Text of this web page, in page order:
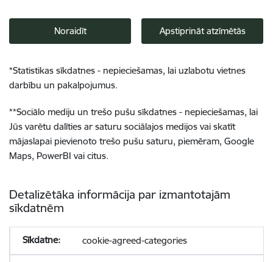
Noraidīt Apstiprināt atzīmētās
*Statistikas sīkdatnes - nepieciešamas, lai uzlabotu vietnes
darbību un pakalpojumus.
**Sociālo mediju un trešo pušu sīkdatnes - nepieciešamas, lai
Jūs varētu dalīties ar saturu sociālajos medijos vai skatīt
mājaslapai pievienoto trešo pušu saturu, piemēram, Google
Maps, PowerBI vai citus.
Detalizētāka informācija par izmantotajām
sīkdatnēm
cookie-agreed-categories